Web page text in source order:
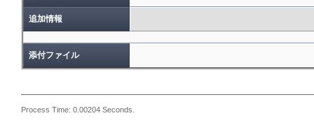
追加情報
添付ファイル
Process Time: 0.00204 Seconds.